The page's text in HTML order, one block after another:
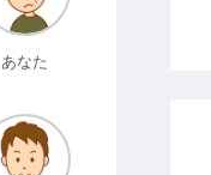
あなた